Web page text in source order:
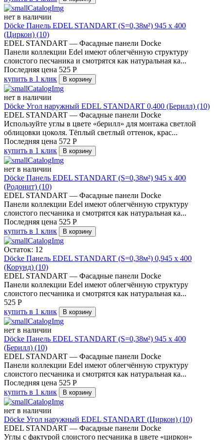
нет в наличии
Döcke Панель EDEL STANDART (S=0,38м²) 945 х 400
(Циркон) (10)
EDEL STANDART — Фасадные панели Docke
Панели коллекции Edel имеют облегчённую структуру
слоистого песчаника и смотрятся как натуральная ка...
Последняя цена 525 Р
купить в 1 клик
В корзину
нет в наличии
Döcke Угол наружный EDEL STANDART 0,400 (Берилл) (10)
EDEL STANDART — Фасадные панели Docke
Используйте углы в цвете «берилл» для монтажа светлой
облицовки цоколя. Тёплый светлый оттенок, крас...
Последняя цена 572 Р
купить в 1 клик
В корзину
нет в наличии
Döcke Панель EDEL STANDART (S=0,38м²) 945 х 400
(Родонит) (10)
EDEL STANDART — Фасадные панели Docke
Панели коллекции Edel имеют облегчённую структуру
слоистого песчаника и смотрятся как натуральная ка...
Последняя цена 525 Р
купить в 1 клик
В корзину
Остаток: 12
Döcke Панель EDEL STANDART (S=0,38м²) 0,945 х 400
(Корунд) (10)
EDEL STANDART — Фасадные панели Docke
Панели коллекции Edel имеют облегчённую структуру
слоистого песчаника и смотрятся как натуральная ка...
525 Р
купить в 1 клик
В корзину
нет в наличии
Döcke Панель EDEL STANDART (S=0,38м²) 945 х 400
(Берилл) (10)
EDEL STANDART — Фасадные панели Docke
Панели коллекции Edel имеют облегчённую структуру
слоистого песчаника и смотрятся как натуральная ка...
Последняя цена 525 Р
купить в 1 клик
В корзину
нет в наличии
Döcke Угол наружный EDEL STANDART (Циркон) (10)
EDEL STANDART — Фасадные панели Docke
Углы с фактурой слоистого песчаника в цвете «циркон»